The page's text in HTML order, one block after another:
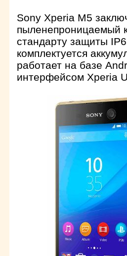
Sony Xperia M5
пыленепроницаемый
стандарту защиты
комплектуется
работает на базе
интерфейсом Xperia